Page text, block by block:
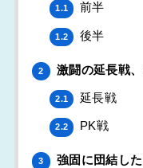
1.1 前半
1.2 後半
2 激闘の延長戦
2.1 延長戦
2.2
3
強固に団結し